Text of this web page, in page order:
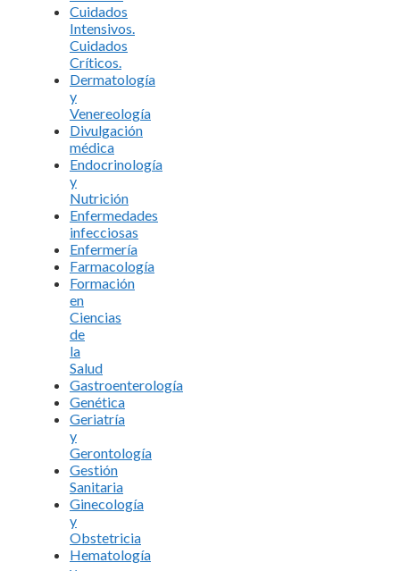
Cuidados
Intensivos.
Cuidados
Críticos.
Dermatología
y
Venereología
Divulgación
médica
Endocrinología
y
Nutrición
Enfermedades
infecciosas
Enfermería
Farmacología
Formación
en
Ciencias
de
la
Salud
Gastroenterología
Genética
Geriatría
y
Gerontología
Gestión
Sanitaria
Ginecología
y
Obstetricia
Hematología